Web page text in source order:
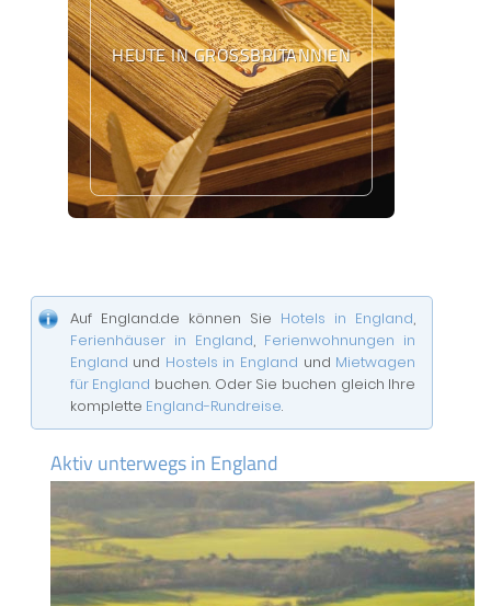
HEUTE IN GROSSBRITANNIEN
Auf England.de können Sie Hotels in England,
Ferienhäuser in England, Ferienwohnungen in
England und Hostels in England und Mietwagen
für England buchen. Oder Sie buchen gleich Ihre
komplette England-Rundreise.
Aktiv unterwegs in England